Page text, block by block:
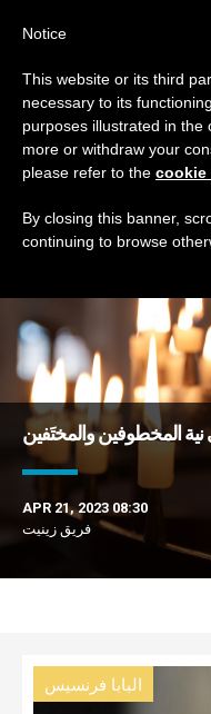
TAG
DERNIÈRES
المخطوفين والمختَفين
APR 21, 2023 08:30
فريق زينيت
البابا فرنسيس
Notice
This website or its third
necessary to its
purposes illustrated in the
more or withdraw your
please refer to the cookie
By closing this banner,
continuing to browse